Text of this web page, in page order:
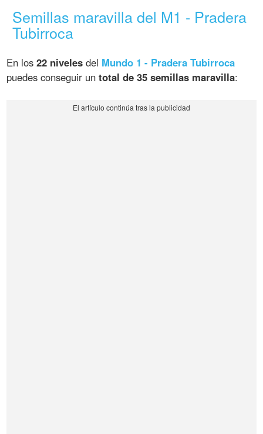
Semillas maravilla del M1 - Pradera
Tubirroca
En los22 niveles del Mundo 1 - Pradera Tubirroca
puedes conseguir untotal de 35 semillas maravilla: